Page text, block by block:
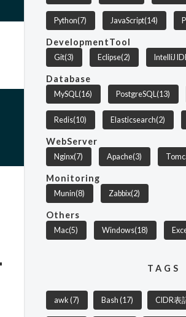
Python(7) JavaScript(14)
DevelopmentTool
Git(3) Eclipse(2) IntelliJ
Database
MySQL(16) PostgreSQL(13)
Redis(10) Elasticsearch(2)
WebServer
Nginx(7) Apache(3)
Monitoring
Munin(8) Zabbix(2)
Others
Mac(5) Windows(18)
TAGS
awk(7) Bash(17) CIDR表